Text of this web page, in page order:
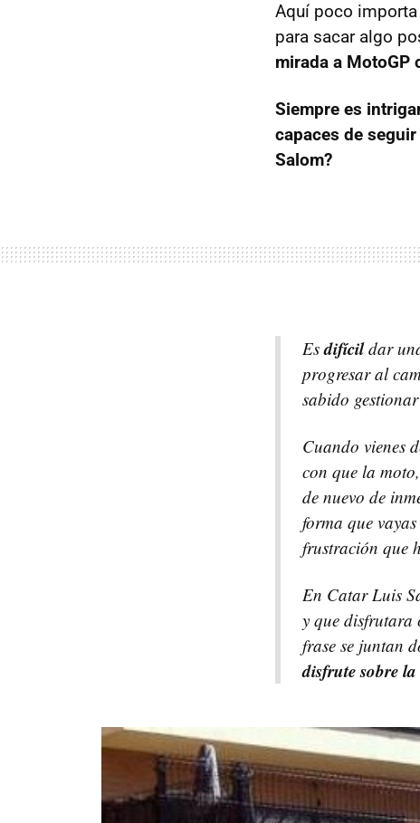
Aquí poco
para sacar algo
mirada a MotoGP
Siempre es
capaces de
Salom?
Esdifícildar
progresar al
sabido
Cuando vienes
con que la
de nuevo de
forma que vayas
frustración que
En Catar Luis
y que disfrutara
frase se juntan
disfrute sobre